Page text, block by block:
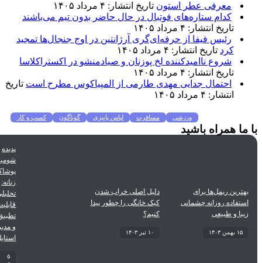
معرفی عطر استون تاریخ انتشار: ۴ مرداد ۱۴۰۵
کدام ستاره‌های فوتبال در حال حاضر بدون تیم می‌باشند
تاریخ انتشار: ۴ مرداد ۱۴۰۵
رئیس فیفا از حرفه‌ای‌گری آرژانتین در اوج جنجال‌ها تمجید
تاریخ انتشار: ۴ مرداد ۱۴۰۵
شروع ناامیدکننده لخ پوزنان و صیادمنشو در اکستراکلاسا
تاریخ انتشار: ۴ مرداد ۱۴۰۵
احتمال جدایی مهدی طارمی از المپیاکوس مطرح است
تاریخ
انتشار: ۴ مرداد ۱۴۰۵
ورزشی مسافرت لباس پاییزی گوناگون
کسب و کار
غذا و نوشیدنی شیوه زندگی همراه باشید
ریمل‌ها برای
روزانه چشمانی
و طبیعی
دلیل اصلی خراب شدن
کیک خانگی را چطور پیدا
شومیز در
پوشاک
تحلیلی بر
قابلیت‌های
تطبیق‌پذیری
و مدیریت